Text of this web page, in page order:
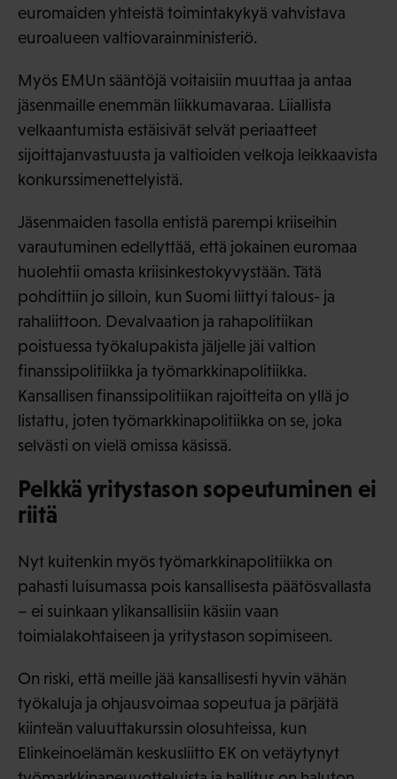
euromaiden yhteistä toimintakykyä vahvistava
euroalueen valtiovarainministeriö.
Myös EMUn sääntöjä voitaisiin muuttaa ja antaa
jäsenmaille enemmän liikkumavaraa. Liiallista
velkaantumista estäisivät selvät periaatteet
sijoittajanvastuusta ja valtioiden velkoja leikkaavista
konkurssimenettelyistä.
Jäsenmaiden tasolla entistä parempi kriiseihin
varautuminen edellyttää, että jokainen euromaa
huolehtii omasta kriisinkestokyvystään. Tätä
pohdittiin jo silloin, kun Suomi liittyi talous- ja
rahaliittoon. Devalvaation ja rahapolitiikan
poistuessa työkalupakista jäljelle jäi valtion
finanssipolitiikka ja työmarkkinapolitiikka.
Kansallisen finanssipolitiikan rajoitteita on yllä jo
listattu, joten työmarkkinapolitiikka on se, joka
selvästi on vielä omissa käsissä.
Pelkkä yritystason sopeutuminen ei
riitä
Nyt kuitenkin myös työmarkkinapolitiikka on
pahasti luisumassa pois kansallisesta päätösvallasta
– ei suinkaan ylikansallisiin käsiin vaan
toimialakohtaiseen ja yritystason sopimiseen.
On riski, että meille jää kansallisesti hyvin vähän
työkaluja ja ohjausvoimaa sopeutua ja pärjätä
kiinteän valuuttakurssin olosuhteissa, kun
Elinkeinoelämän keskusliitto EK on vetäytynyt